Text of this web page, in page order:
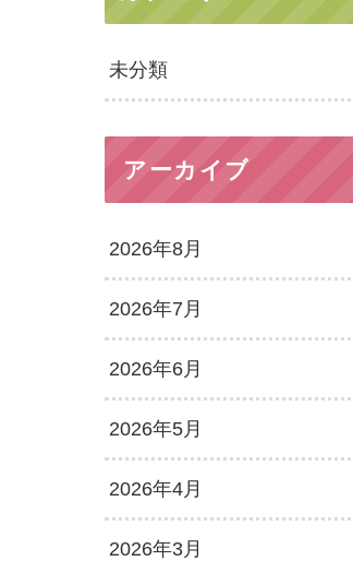
未分類
アーカイブ
2026年8月
2026年7月
2026年6月
2026年5月
2026年4月
2026年3月